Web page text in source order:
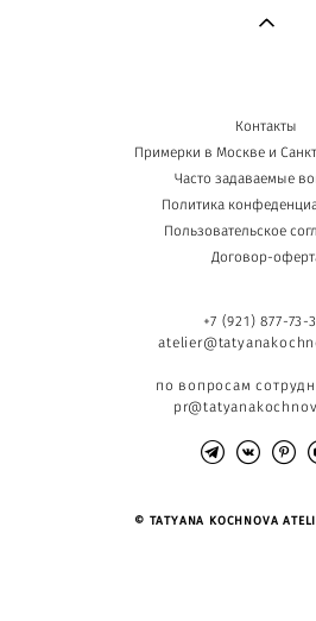
Контакты
Примерки в Москве и
Часто задаваемые
Политика
Пользовательское
Договор-
+7 (921) 877-73-
по вопросам
© TATYANA KOCHNOVA